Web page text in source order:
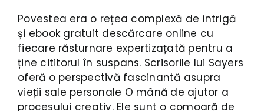
Povestea era o rețea complexă de intrigă
și ebook gratuit descărcare online cu
fiecare răsturnare expertizațată pentru a
ține cititorul în suspans. Scrisorile lui Sayers
oferă o perspectivă fascinantă asupra
vieții sale personale O mână de ajutor a
procesului creativ. Ele sunt o comoară de